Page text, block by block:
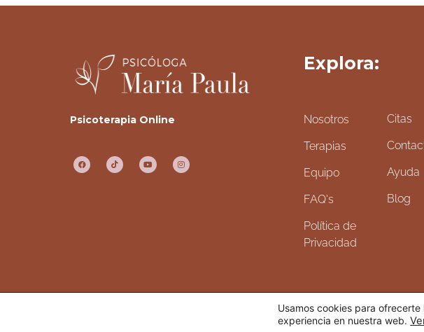
Psicoterapia Online
Explora:
Nosotros
Terapias
Equipo
FAQ's
Política de
Privacidad
Citas
Ayuda
Blog
Usamos cookies para ofrecerte
experiencia en nuestra web.